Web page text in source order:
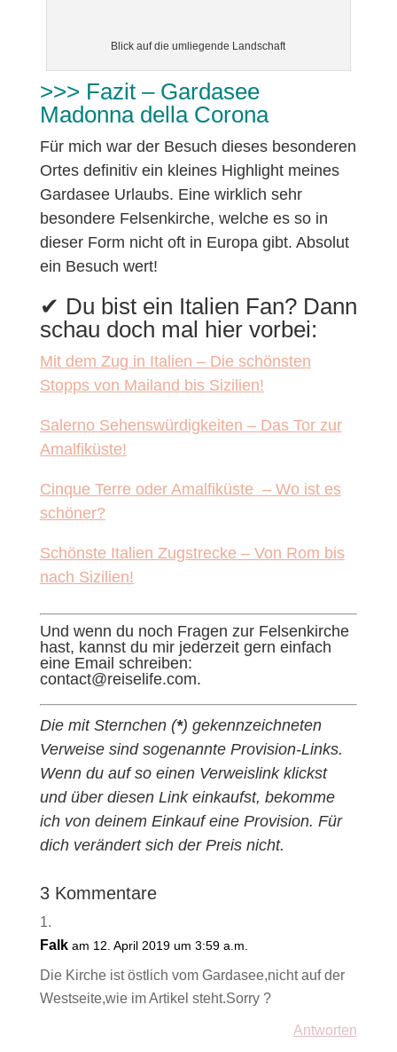
Blick auf die umliegende Landschaft
>>> Fazit – Gardasee
Madonna della Corona
Für mich war der Besuch dieses besonderen
Ortes definitiv ein kleines Highlight meines
Gardasee Urlaubs. Eine wirklich sehr
besondere Felsenkirche, welche es so in
dieser Form nicht oft in Europa gibt. Absolut
ein Besuch wert!
✔︎ Du bist ein Italien Fan? Dann
schau doch mal hier vorbei:
Mit dem Zug in Italien – Die schönsten
Stopps von Mailand bis Sizilien!
Salerno Sehenswürdigkeiten – Das Tor zur
Amalfiküste!
Cinque Terre oder Amalfiküste – Wo ist es
schöner?
Schönste Italien Zugstrecke – Von Rom bis
nach Sizilien!
Und wenn du noch Fragen zur Felsenkirche
hast, kannst du mir jederzeit gern einfach
eine Email schreiben:
contact@reiselife.com.
Die mit Sternchen (*) gekennzeichneten
Verweise sind sogenannte Provision-Links.
Wenn du auf so einen Verweislink klickst
und über diesen Link einkaufst, bekomme
ich von deinem Einkauf eine Provision. Für
dich verändert sich der Preis nicht.
3 Kommentare
Falk am 12. April 2019 um 3:59 a.m.
Die Kirche ist östlich vom Gardasee,nicht auf der
Westseite,wie im Artikel steht.Sorry ?
Antworten